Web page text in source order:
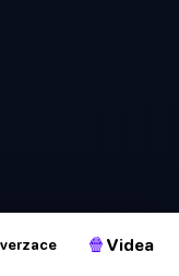
🍿 Videa